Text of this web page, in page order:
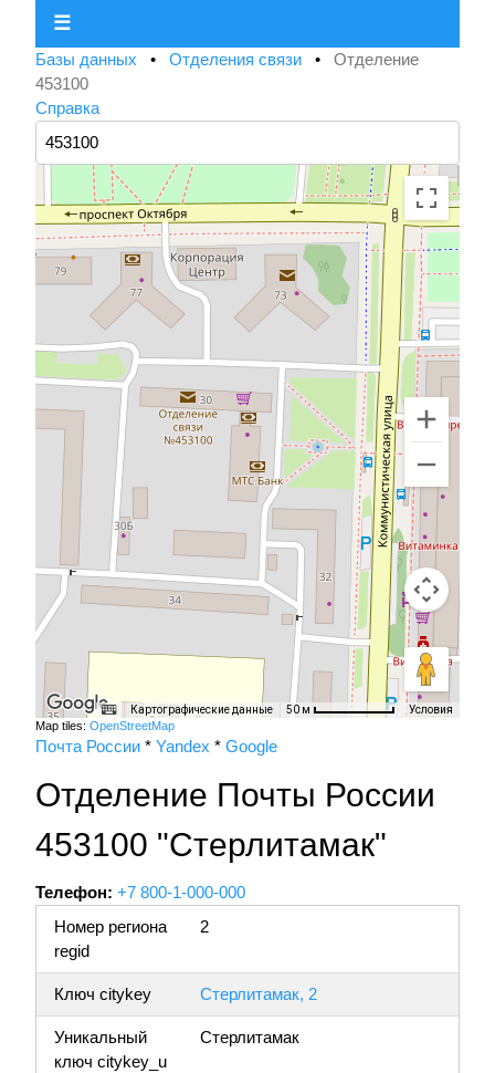
☰
Базы данных • Отделения связи • Отделение
453100
Справка
Картографические данные 50 м Условия
Map tiles: OpenStreetMap
Почта России * Yandex * Google
Отделение Почты России
453100 "Стерлитамак"
Телефон: +7 800-1-000-000
Номер региона
regid
2
Ключ citykey Стерлитамак, 2
Уникальный
ключ citykey_u
Стерлитамак